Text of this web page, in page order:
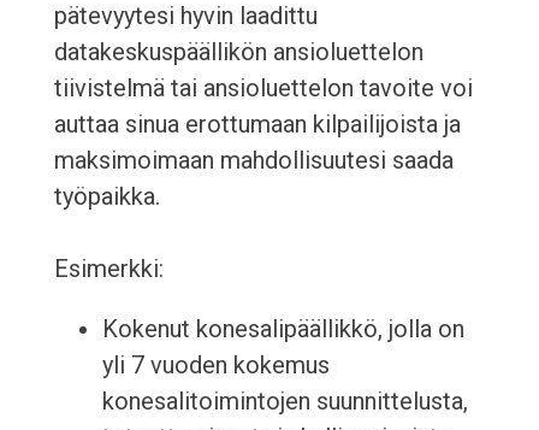
pätevyytesi hyvin laadittu
datakeskuspäällikön ansioluettelon
tiivistelmä tai ansioluettelon tavoite voi
auttaa sinua erottumaan kilpailijoista ja
maksimoimaan mahdollisuutesi saada
työpaikka.
Esimerkki:
Kokenut konesalipäällikkö, jolla on
yli 7 vuoden kokemus
konesalitoimintojen suunnittelusta,